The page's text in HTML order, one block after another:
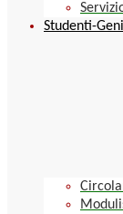
Studenti-